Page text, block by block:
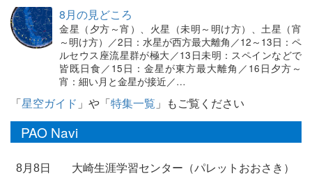
8月の見どころ
金星（夕方～宵）、火星（未明～明け方）、土星（宵
～明け方）／2日：水星が西方最大離角／12～13日：ペ
ルセウス座流星群が極大／13日未明：スペインなどで
皆既日食／15日：金星が東方最大離角／16日夕方～
宵：細い月と金星が接近／…
「星空ガイド 」や「特集一覧 」もご覧ください
PAO Navi